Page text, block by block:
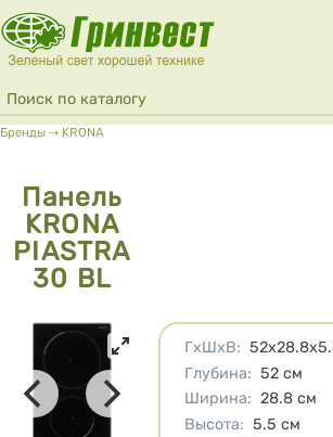
Перейти к основному содержанию
Форма поиска
Поиск
Вы здесь
Бренды ⇢ KRONA
Панель
KRONA
PIASTRA
30 BL
Характеристики
ГхШхВ:
Глубина: 52 см
Ширина: 28.8 см
Высота: 5.5 см